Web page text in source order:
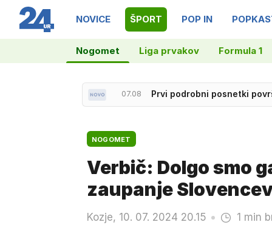
NOVICE ŠPORT POP IN
Nogomet Liga prvakov Formula 1
07.22 Vročina se vrača, večjih
NOGOMET
Verbič: Dolgo smo
zaupanje
Kozje, 10. 07. 2024 20.15 1 min